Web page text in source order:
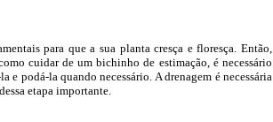
para que a sua planta cresça e floresça. Então,
cuidar de um bichinho de estimação, é necessário
e podá-la quando necessário. A drenagem é necessária
etapa importante.